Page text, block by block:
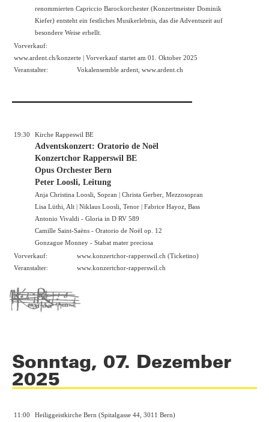
renommierten Capriccio Barockorchester (Konzertmeister Dominik
Kiefer) entsteht ein festliches Musikerlebnis, das die Adventszeit auf
besondere Weise erhellt.
Vorverkauf:
www.ardent.ch/konzerte | Vorverkauf startet am 01. Oktober 2025
Veranstalter:
Vokalensemble ardent, www.ardent.ch
19:30 Kirche Rappeswil BE
Adventskonzert: Oratorio de Noël
Konzertchor Rapperswil BE
Opus Orchester Bern
Peter Loosli, Leitung
Anja Christina Loosli, Sopran | Christa Gerber, Mezzosopran
Lisa Lüthi, Alt | Niklaus Loosli, Tenor | Fabrice Hayoz, Bass
Antonio Vivaldi - Gloria in D RV 589
Camille Saint-Saëns - Oratorio de Noël op. 12
Gonzague Monney - Stabat mater preciosa
Vorverkauf:
www.konzertchor-rapperswil.ch (Ticketino)
Veranstalter:
www.konzertchor-rapperswil.ch
Sonntag, 07. Dezember
2025
11:00 Heiliggeistkirche Bern (Spitalgasse 44, 3011 Bern)